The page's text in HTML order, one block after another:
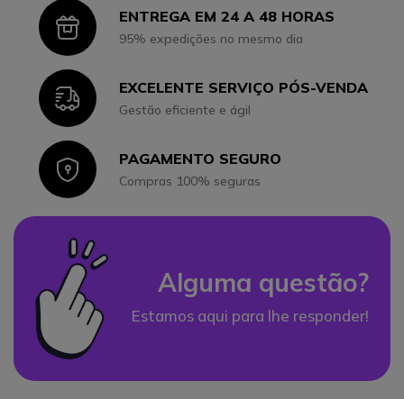
IconENTREGA EM 24 A 48 HORAS
95% expedições no mesmo dia
IconEXCELENTE SERVIÇO PÓS-VENDA
Gestão eficiente e ágil
IconPAGAMENTO SEGURO
Compras 100% seguras
Alguma questão?
Estamos aqui para lhe responder!